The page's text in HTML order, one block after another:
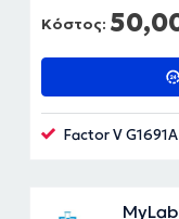
Κόστος:
Factor V